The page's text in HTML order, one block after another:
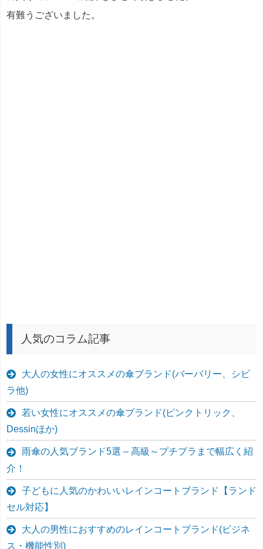
有難うございました。
人気のコラム記事
大人の女性にオススメの傘ブランド(バーバリー、シビ
ラ他)
若い女性にオススメの傘ブランド(ピンクトリック、
Dessinほか)
雨傘の人気ブランド5選 – 高級～プチプラまで幅広く紹
介！
子どもに人気のかわいいレインコートブランド【ランド
セル対応】
大人の男性におすすめのレインコートブランド(ビジネ
ス・機能性別)